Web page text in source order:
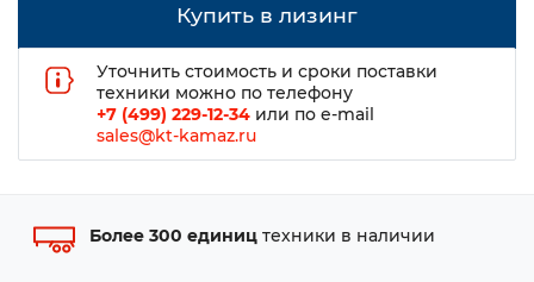
Купить в лизинг
Уточнить стоимость и сроки поставки
техники можно по телефону
+7 (499) 229-12-34 или по e-mail
sales@kt-kamaz.ru
Более 300 единиц техники в наличии